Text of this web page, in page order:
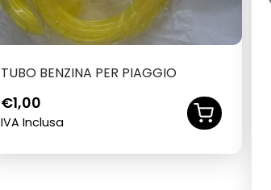
TUBO BENZINA PER PIAGGIO
€1,00
IVA Inclusa